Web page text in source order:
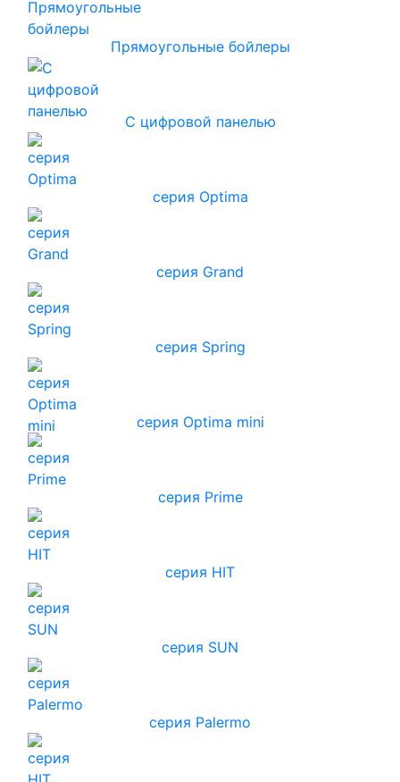
Прямоугольные бойлеры
С цифровой панелью
серия Optima
серия Grand
серия Spring
серия Optima mini
серия Prime
серия HIT
серия SUN
серия Palermo